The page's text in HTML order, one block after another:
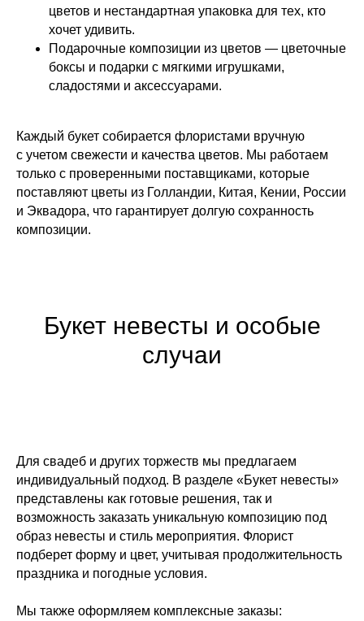
цветов и нестандартная упаковка для тех, кто
хочет удивить.
Подарочные композиции из цветов — цветочные
боксы и подарки с мягкими игрушками,
сладостями и аксессуарами.
Каждый букет собирается флористами вручную
с учетом свежести и качества цветов. Мы работаем
только с проверенными поставщиками, которые
поставляют цветы из Голландии, Китая, Кении, России
и Эквадора, что гарантирует долгую сохранность
композиции.
Букет невесты и особые
случаи
Для свадеб и других торжеств мы предлагаем
индивидуальный подход. В разделе «Букет невесты»
представлены как готовые решения, так и
возможность заказать уникальную композицию под
образ невесты и стиль мероприятия. Флорист
подберет форму и цвет, учитывая продолжительность
праздника и погодные условия.
Мы также оформляем комплексные заказы: